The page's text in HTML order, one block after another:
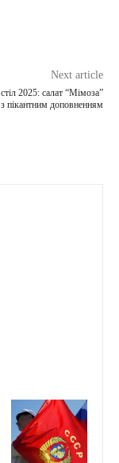
Next article
2025: салат “Мімоза”
з пікантним доповненням